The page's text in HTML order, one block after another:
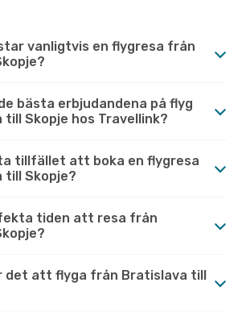
vanligtvis en flygresa från
bästa erbjudandena på flyg
Skopje hos Travellink?
tillfället att boka en flygresa
till Skopje?
tiden att resa från
det att flyga från Bratislava till